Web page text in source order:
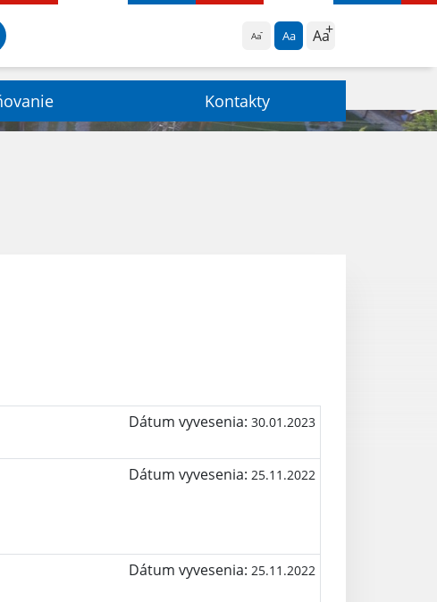
Aa Aa Aa
Kontakty
Dátum vyvesenia: 30.01.2023
Dátum vyvesenia: 25.11.2022
Dátum vyvesenia: 25.11.2022